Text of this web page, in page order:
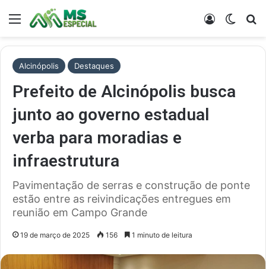
Menu Entrar
Alcinópolis Destaques
Prefeito de Alcinópolis busca
junto ao governo estadual
verba para moradias e
infraestrutura
Pavimentação de serras e construção de ponte
estão entre as reivindicações entregues em
reunião em Campo Grande
19 de março de 2025 156 1 minuto de leitura